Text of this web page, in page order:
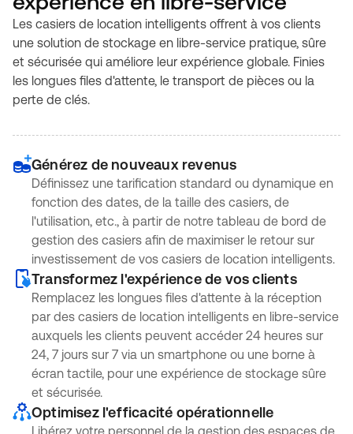
Les casiers de location intelligents offrent à vos clients
une solution de stockage en libre-service pratique, sûre
et sécurisée qui améliore leur expérience globale. Finies
les longues files d'attente, le transport de pièces ou la
perte de clés.
Générez de nouveaux revenus
Définissez une tarification standard ou dynamique en
fonction des dates, de la taille des casiers, de
l'utilisation, etc., à partir de notre tableau de bord de
gestion des casiers afin de maximiser le retour sur
investissement de vos casiers de location intelligents.
Transformez l'expérience de vos clients
Remplacez les longues files d'attente à la réception
par des casiers de location intelligents en libre-service
auxquels les clients peuvent accéder 24 heures sur
24, 7 jours sur 7 via un smartphone ou une borne à
écran tactile, pour une expérience de stockage sûre
et sécurisée.
Optimisez l'efficacité opérationnelle